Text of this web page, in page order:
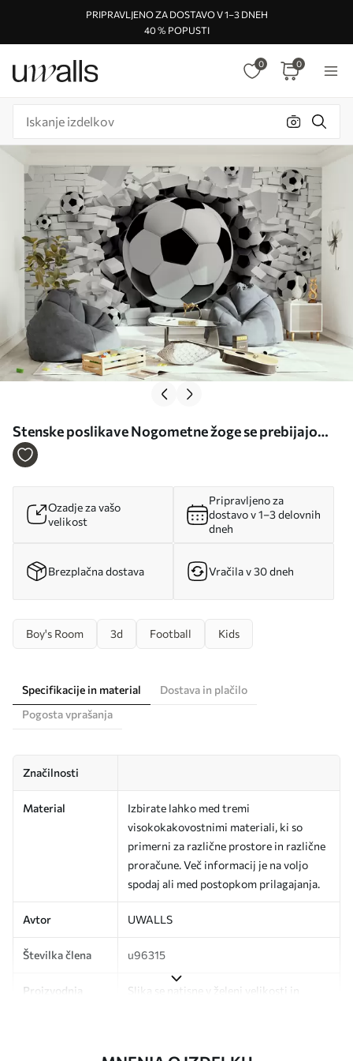
PRIPRAVLJENO ZA DOSTAVO V 1–3 DNEH
40 % POPUSTI
0 0
Stenske poslikave Nogometne žoge se prebijajo
skozi steno Št. u96315
Ozadje za vašo
velikost
Pripravljeno za
dostavo v 1–3 delovnih
dneh
Brezplačna dostava Vračila v 30 dneh
Boy's Room 3d Football Kids
Specifikacije in material
Dostava in plačilo
Pogosta vprašanja
Značilnosti
Material
Izbirate lahko med tremi
visokokakovostnimi materiali, ki so
primerni za različne prostore in različne
proračune. Več informacij je na voljo
spodaj ali med postopkom prilagajanja.
Avtor UWALLS
Številka člena u96315
Proizvodnja
Slika se natisne v želeni velikosti in